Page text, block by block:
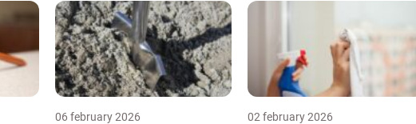
06 february 2026 02 february 2026